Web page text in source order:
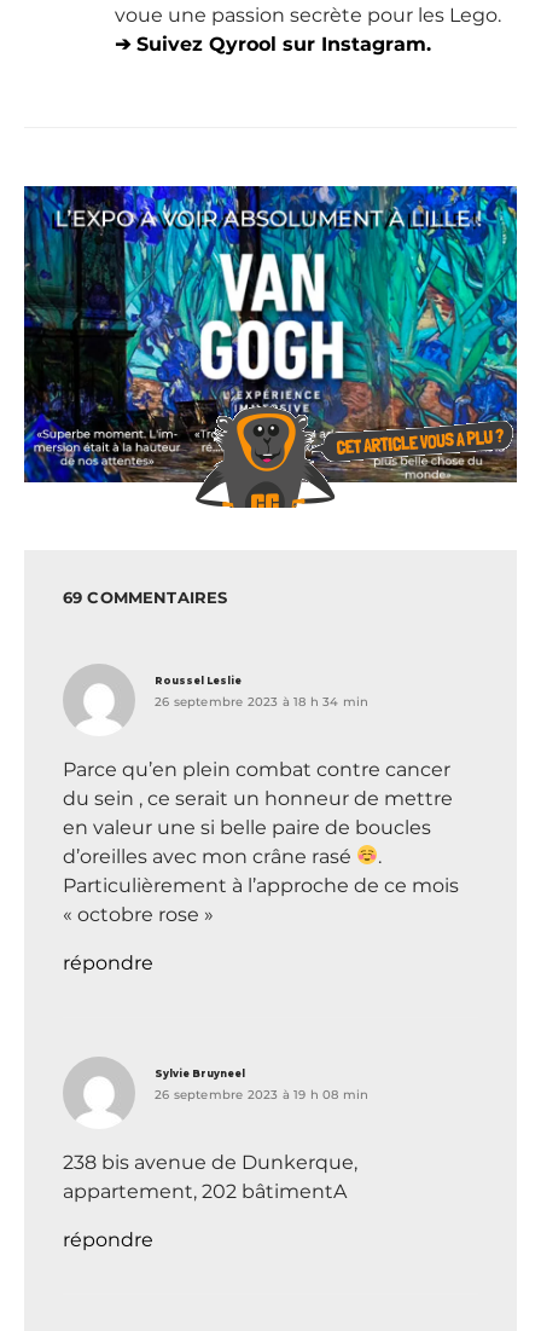
voue une passion secrète pour les Lego.
➔ Suivez Qyrool sur Instagram.
69 COMMENTAIRES
Roussel Leslie
26 septembre 2023 à 18 h 34 min
Parce qu’en plein combat contre cancer
du sein , ce serait un honneur de mettre
en valeur une si belle paire de boucles
d’oreilles avec mon crâne rasé
.
Particulièrement à l’approche de ce mois
« octobre rose »
répondre
Sylvie Bruyneel
26 septembre 2023 à 19 h 08 min
238 bis avenue de Dunkerque,
appartement, 202 bâtimentA
répondre